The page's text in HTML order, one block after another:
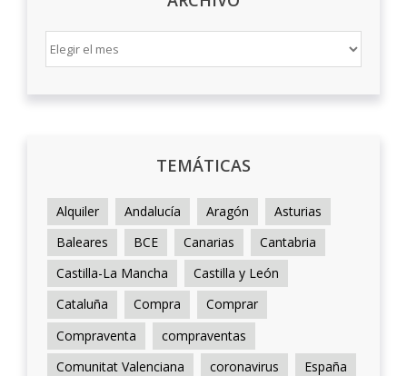
ARCHIVO
TEMÁTICAS
Alquiler Andalucía Aragón
Asturias
Baleares
BCE Canarias
Cantabria
Castilla-La Mancha
Castilla y León
Cataluña
Compra
Comprar
Compraventa
compraventas
Comunitat Valenciana
coronavirus
España